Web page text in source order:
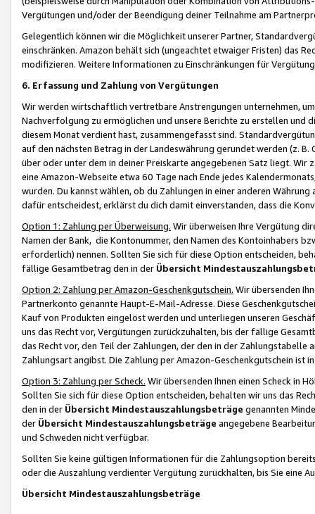
Vergütungen und/oder der Beendigung deiner Teilnahme am
Gelegentlich können wir die Möglichkeit unserer Partner,
einschränken. Amazon behält sich (ungeachtet etwaiger Fristen) das
modifizieren. Weitere Informationen zu Einschränkungen für
6. Erfassung und Zahlung von Vergütungen
Wir werden wirtschaftlich vertretbare Anstrengungen unternehmen,
Nachverfolgung zu ermöglichen und unsere Berichte zu erstellen und
diesem Monat verdient hast, zusammengefasst sind.
auf den nächsten Betrag in der Landeswährung gerundet werden (z.
über oder unter dem in deiner Preiskarte angegebenen Satz liegt.
eine Amazon-Webseite etwa 60 Tage nach Ende jedes
wurden. Du kannst wählen, ob du Zahlungen in einer anderen
dafür entscheidest, erklärst du dich damit einverstanden, dass die
Option 1: Zahlung per Überweisung. Wir überweisen Ihre Vergütung
Namen der Bank, die Kontonummer, den Namen des Kontoinhabers
erforderlich) nennen. Sollten Sie sich für diese Option entscheiden,
fällige Gesamtbetrag den in der Übersicht
Option 2: Zahlung per Amazon-Geschenkgutschein. Wir übersenden
Partnerkonto genannte Haupt-E-Mail-Adresse. Diese
Kauf von Produkten eingelöst werden und unterliegen unseren
uns das Recht vor, Vergütungen zurückzuhalten, bis der fällige
das Recht vor, den Teil der Zahlungen, der den in der
Zahlungsart angibst. Die Zahlung per Amazon-Geschenkgutschein ist
Option 3: Zahlung per Scheck. Wir übersenden Ihnen einen Scheck in
Sollten Sie sich für diese Option entscheiden, behalten wir uns das
den in der Übersicht Mindestauszahlungsbeträge genannten
der Übersicht Mindestauszahlungsbeträge angegebene
und Schweden nicht verfügbar.
Sollten Sie keine gültigen Informationen für die Zahlungsoption
oder die Auszahlung verdienter Vergütung zurückhalten, bis Sie
Übersicht Mindestauszahlungsbeträge